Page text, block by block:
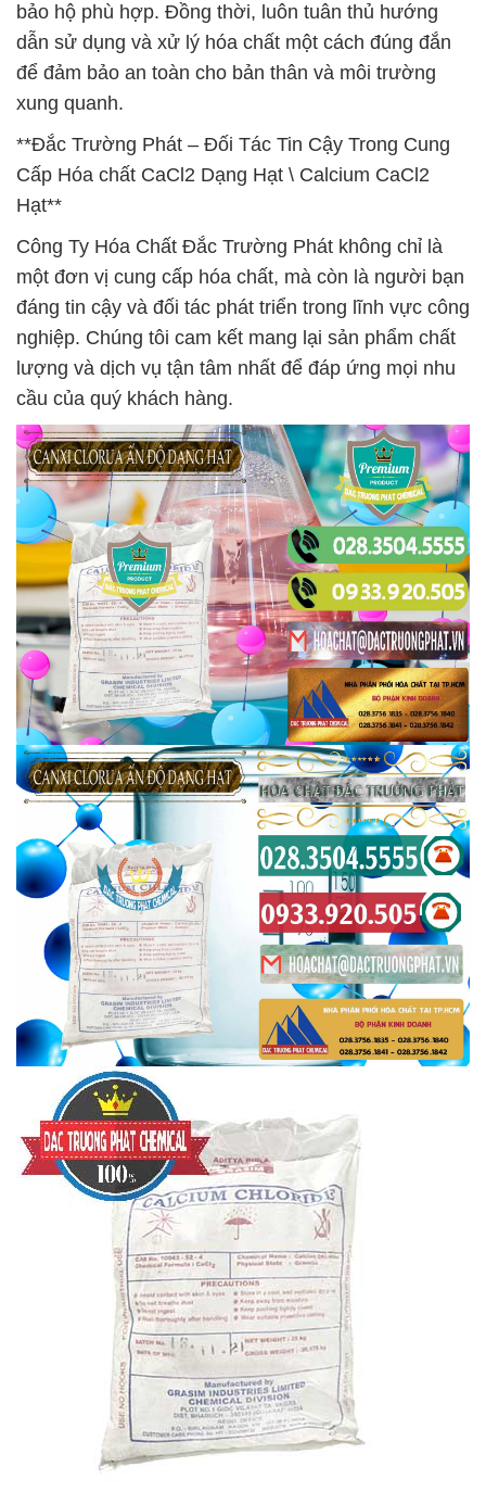
bảo hộ phù hợp. Đồng thời, luôn tuân thủ hướng
dẫn sử dụng và xử lý hóa chất một cách đúng đắn
để đảm bảo an toàn cho bản thân và môi trường
xung quanh.
**Đắc Trường Phát – Đối Tác Tin Cậy Trong Cung
Cấp Hóa chất CaCl2 Dạng Hạt \ Calcium CaCl2
Hạt**
Công Ty Hóa Chất Đắc Trường Phát không chỉ là
một đơn vị cung cấp hóa chất, mà còn là người bạn
đáng tin cậy và đối tác phát triển trong lĩnh vực công
nghiệp. Chúng tôi cam kết mang lại sản phẩm chất
lượng và dịch vụ tận tâm nhất để đáp ứng mọi nhu
cầu của quý khách hàng.